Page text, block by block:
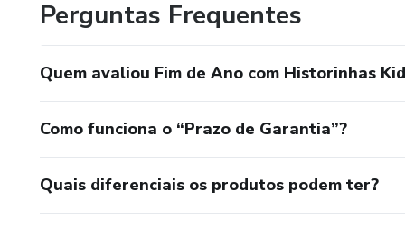
Perguntas Frequentes
Quem avaliou Fim de Ano com Historinhas
Como funciona o “Prazo de Garantia”?
Quais diferenciais os produtos podem ter?